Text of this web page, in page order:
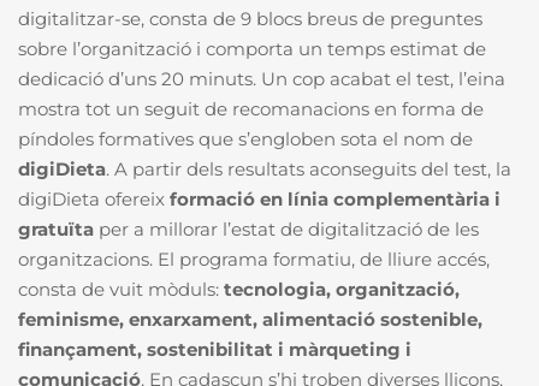
digitalitzar-se, consta de 9 blocs breus de preguntes
sobre l’organització i comporta un temps estimat de
dedicació d’uns 20 minuts. Un cop acabat el test, l’eina
mostra tot un seguit de recomanacions en forma de
píndoles formatives que s’engloben sota el nom de
digiDieta. A partir dels resultats aconseguits del test, la
digiDieta ofereix formació en línia complementària i
gratuïta per a millorar l’estat de digitalització de les
organitzacions. El programa formatiu, de lliure accés,
consta de vuit mòduls: tecnologia, organització,
feminisme, enxarxament, alimentació sostenible,
finançament, sostenibilitat i màrqueting i
comunicació. En cadascun s’hi troben diverses lliçons,